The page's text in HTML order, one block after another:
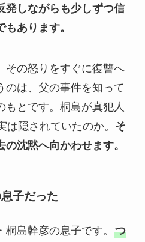
発しながらも少しずつ信
あります。
その怒りをすぐに復讐へ
のは、父の事件を知って
もとです。桐島が真犯人
隠されていたのか。 そ
沈黙へ向かわせます。
子だった
島幹彦の息子です。
つ